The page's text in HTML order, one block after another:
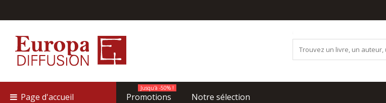
Page d'accueil Promotions
Jusqu'à -50% !
Notre sélection